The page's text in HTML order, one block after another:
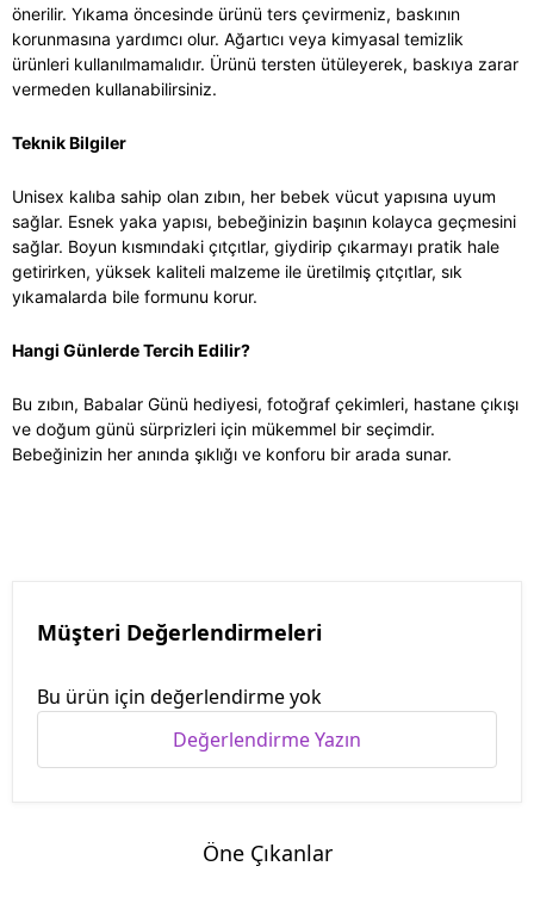
önerilir. Yıkama öncesinde ürünü ters çevirmeniz, baskının
korunmasına yardımcı olur. Ağartıcı veya kimyasal temizlik
ürünleri kullanılmamalıdır. Ürünü tersten ütüleyerek, baskıya zarar
vermeden kullanabilirsiniz.
Teknik Bilgiler
Unisex kalıba sahip olan zıbın, her bebek vücut yapısına uyum
sağlar. Esnek yaka yapısı, bebeğinizin başının kolayca geçmesini
sağlar. Boyun kısmındaki çıtçıtlar, giydirip çıkarmayı pratik hale
getirirken, yüksek kaliteli malzeme ile üretilmiş çıtçıtlar, sık
yıkamalarda bile formunu korur.
Hangi Günlerde Tercih Edilir?
Bu zıbın, Babalar Günü hediyesi, fotoğraf çekimleri, hastane çıkışı
ve doğum günü sürprizleri için mükemmel bir seçimdir.
Bebeğinizin her anında şıklığı ve konforu bir arada sunar.
Müşteri Değerlendirmeleri
Bu ürün için değerlendirme yok
Değerlendirme Yazın
Öne Çıkanlar